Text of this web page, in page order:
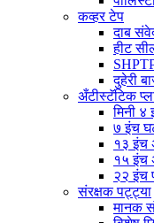
कव्हर टेप
दाब
हीट
दुहेरी
अँटीस्टॅटिक
मिनी ४
७ इंच
१३ इंच
१५ इंच
२२ इंच
संरक्षक पट्ट्या
मानक